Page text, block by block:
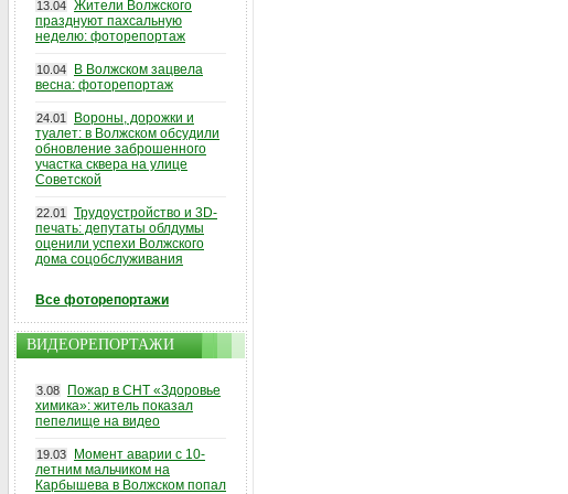
13.04 Жители Волжского
празднуют пахсальную
неделю: фоторепортаж
10.04
В Волжском зацвела
весна: фоторепортаж
24.01
Вороны, дорожки и
туалет: в Волжском обсудили
обновление заброшенного
участка сквера на улице
Советской
22.01
Трудоустройство и 3D-
печать: депутаты облдумы
оценили успехи Волжского
дома соцобслуживания
Все фоторепортажи
ВИДЕОРЕПОРТАЖИ
3.08
Пожар в СНТ «Здоровье
химика»: житель показал
пепелище на видео
19.03
Момент аварии с 10-
летним мальчиком на
Карбышева в Волжском попал